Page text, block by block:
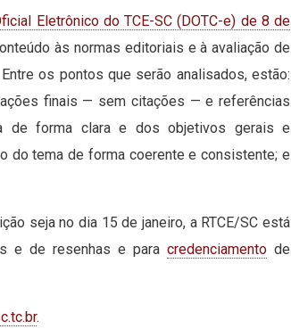
Eletrônico do TCE-SC (DOTC-e) de 8 de
às normas editoriais e à avaliação de
os pontos que serão analisados, estão:
finais — sem citações — e referências
de forma clara e dos objetivos gerais e
do tema de forma coerente e consistente; e
seja no dia 15 de janeiro, a RTCE/SC está
e de resenhas e paracredenciamento de
.